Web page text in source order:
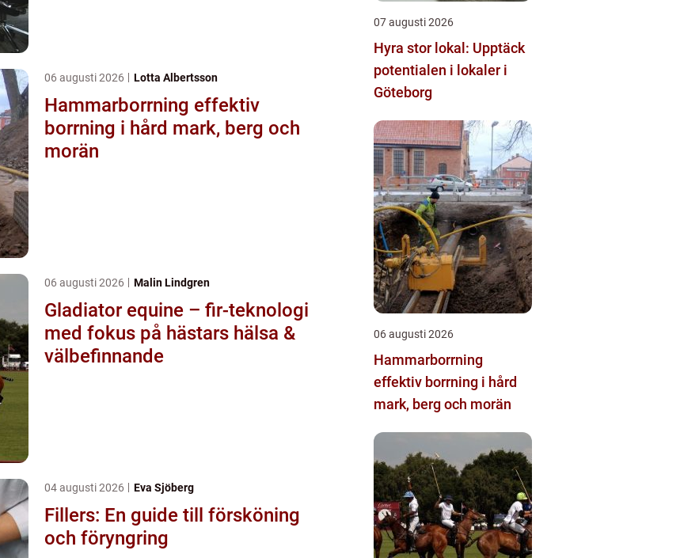
06 augusti 2026 Lotta Albertsson
Hammarborrning effektiv
borrning i hård mark, berg och
morän
06 augusti 2026 Malin Lindgren
Gladiator equine – fir-teknologi
med fokus på hästars hälsa &
välbefinnande
04 augusti 2026 Eva Sjöberg
Fillers: En guide till försköning
och föryngring
07 augusti 2026
Hyra stor lokal: Upptäck
potentialen i lokaler i
Göteborg
06 augusti 2026
Hammarborrning
effektiv borrning i hård
mark, berg och morän